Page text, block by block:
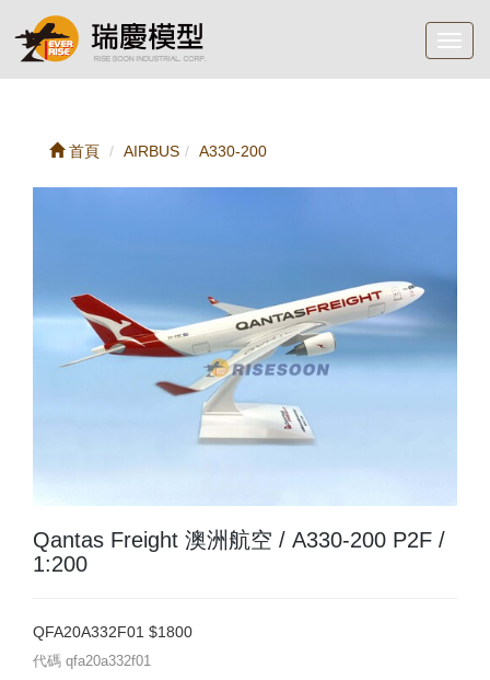
首頁 AIRBUS A330-200
Qantas Freight 澳洲航空 / A330-200 P2F /
1:200
QFA20A332F01 $1800
代碼 qfa20a332f01